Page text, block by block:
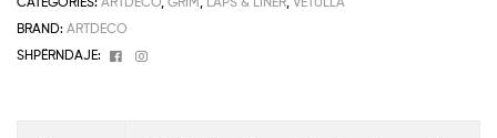
BRAND: ARTDECO
SHPËRNDAJE:
Facebook
Instagram